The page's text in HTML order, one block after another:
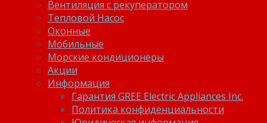
Вентиляция с рекуператором
Тепловой Насос
Оконные
Мобильные
Морские кондиционеры
Акции
Информация
Гарантия GREE Electric Appliances Inc.
Политика конфиденциальности